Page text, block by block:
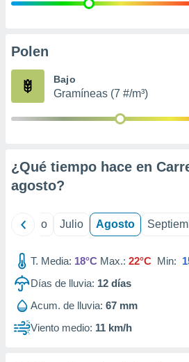
e
publicidad
Polen
Bajo
Gramíneas (7 #/m³)
¿Qué tiempo hace en
agosto?
Junio Julio Agosto
T. Media: 18°C Max.: 22°C Min:
Días de lluvia: 12 días
Acum. de lluvia: 67 mm
Viento medio: 11 km/h